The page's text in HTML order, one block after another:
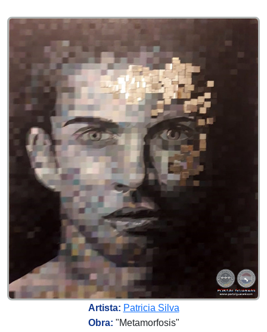
Artista: Patricia Silva
Obra: "Metamorfosis"